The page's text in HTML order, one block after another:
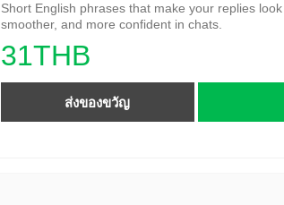
Short English phrases that make your replies look
smoother, and more confident in chats.
31THB
ส่งของขวัญ